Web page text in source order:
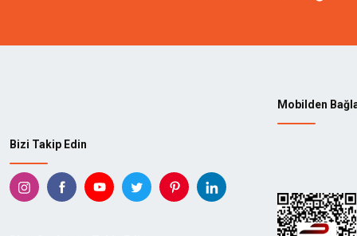
Bizi Takip Edin
Mobilden